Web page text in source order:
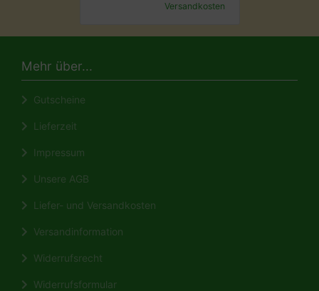
Versandkosten
Mehr über...
Gutscheine
Lieferzeit
Impressum
Unsere AGB
Liefer- und Versandkosten
Versandinformation
Widerrufsrecht
Widerrufsformular